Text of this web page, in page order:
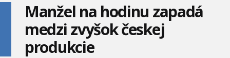
Manžel na hodinu zapadá
medzi zvyšok českej
produkcie